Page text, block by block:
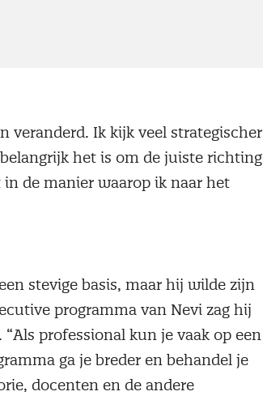
veranderd. Ik kijk veel strategischer
het is om de juiste richting
de manier waarop ik naar het
stevige basis, maar hij wilde zijn
programma van Nevi zag hij
professional kun je vaak op een
ga je breder en behandel je
docenten en de andere